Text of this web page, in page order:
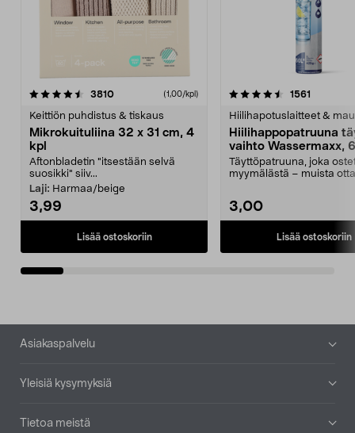
3810arvostelut (1,00/kpl)
Keittiön puhdistus & tiskaus
Mikrokuituliina 32 x 31 cm, 4
kpl
Aftonbladetin "itsestään selvä
suosikki" siiv...
Laji: Harmaa/beige
3,99
Lisää ostoskoriin
4.5viidestä
1561
Hiilihapotuslaitteet &
Hiilihappopatruuna
vaihto Wassermaxx,
Täyttöpatruuna, joka
myymälästä – muista
3,00
Lisää ostoskoriin
4.5viidestä
Alatunniste
Asiakaspalvelu
Yleisiä kysymyksiä
Tietoa meistä